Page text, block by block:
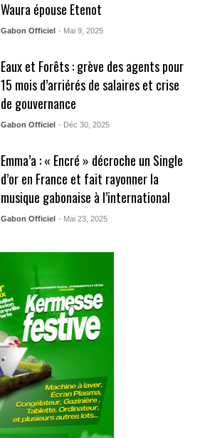
Waura épouse Etenot
Gabon Officiel - Mai 9, 2025
Eaux et Forêts : grève des agents pour
15 mois d’arriérés de salaires et crise
de gouvernance
Gabon Officiel - Déc 30, 2025
Emma’a : « Encré » décroche un Single
d’or en France et fait rayonner la
musique gabonaise à l’international
Gabon Officiel - Mai 23, 2025